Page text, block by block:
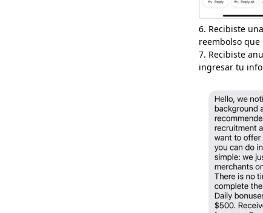
6. Recibiste
reembolso que
7. Recibiste
ingresar tu